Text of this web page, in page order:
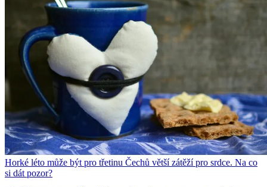
Horké léto může být pro třetinu Čechů větší zátěží pro srdce. Na co
si dát pozor?